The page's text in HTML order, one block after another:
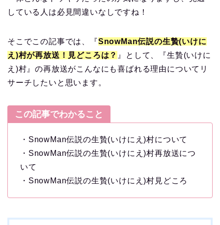
している人は必見間違いなしですね！
そこでこの記事では、『SnowMan伝説の生贄(いけに
え)村が再放送！見どころは？ 』として、『生贄(いけに
え)村』の再放送がこんなにも喜ばれる理由についてリ
サーチしたいと思います。
この記事でわかること
・SnowMan伝説の生贄(いけにえ)村について
・SnowMan伝説の生贄(いけにえ)村再放送につ
いて
・SnowMan伝説の生贄(いけにえ)村見どころ